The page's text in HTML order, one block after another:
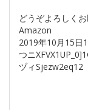
どうぞよろしくお
Аmazon
2019年10月15日
つニ
ヅィSjezw2eq12